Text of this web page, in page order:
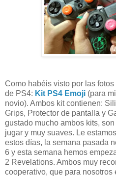
Como habéis visto por las
de PS4: Kit PS4 Emoji (para
novio). Ambos kit contienen:
Grips, Protector de pantalla y
gustado mucho ambos kits,
jugar y muy suaves. Le
estos días, la semana pasada
6 y esta semana hemos
2 Revelations. Ambos muy
cooperativo, que para nosotros